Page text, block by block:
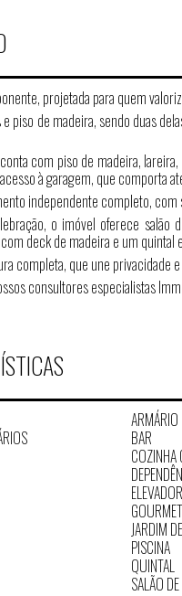
projetada para quem
piso de madeira, sendo duas
com piso de madeira,
à garagem, que comporta
independente completo,
o imóvel oferece
deck de madeira e um
completa, que une privacidade
consultores especialistas
BAR
COZINHA
ELEVADOR
GOURMET
JARDIM
PISCINA
QUINTAL
SALÃO